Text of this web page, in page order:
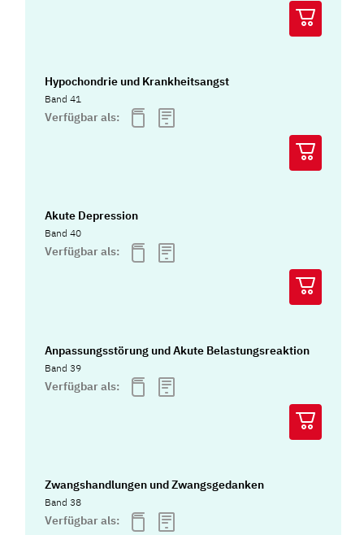
Hypochondrie und Krankheitsangst
Band 41
Verfügbar als:
Akute Depression
Band 40
Verfügbar als:
Anpassungsstörung und Akute Belastungsreaktion
Band 39
Verfügbar als:
Zwangshandlungen und Zwangsgedanken
Band 38
Verfügbar als: